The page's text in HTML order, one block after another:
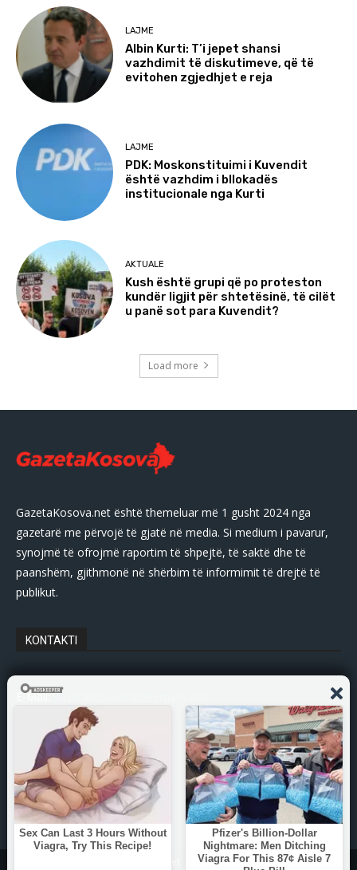
LAJME
Albin Kurti: T’i jepet shansi
vazhdimit të diskutimeve, që të
evitohen zgjedhjet e reja
LAJME
PDK: Moskonstituimi i Kuvendit
është vazhdim i bllokadës
institucionale nga Kurti
AKTUALE
Kush është grupi që po proteston
kundër ligjit për shtetësinë, të cilët
u panë sot para Kuvendit?
Load more
GazetaKosova.net është themeluar më 1 gusht 2024 nga
gazetarë me përvojë të gjatë në media. Si medium i pavarur,
synojmë të ofrojmë raportim të shpejtë, të saktë dhe të
paanshëm, gjithmonë në shërbim të informimit të drejtë të
publikut.
KONTAKTI
E-Mail:gazetakosovanet@gmail.com
Tel: +383 45 339 807